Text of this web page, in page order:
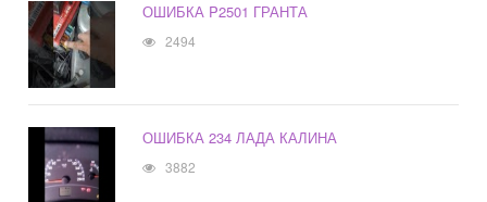
ОШИБКА P2501 ГРАНТА
2494
ОШИБКА 234 ЛАДА КАЛИНА
3882